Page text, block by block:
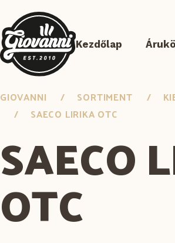
Kezdőlap
Pizza Hús sous-vide
GIOVANNI SORTIMENT
SAECO LIRIKA OTC
SAECO
OTC